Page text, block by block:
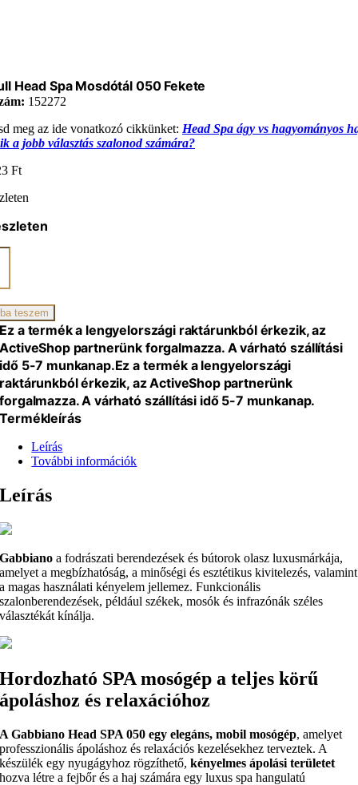
Head Spa Mosdótál 050 Fekete
152272
meg az ide vonatkozó cikkünket: Head Spa ágy vs hagyományos
a jobb választás szalonod számára?
Ft
teszem
Ez a termék a lengyelországi raktárunkból érkezik, az
ActiveShop partnerünk forgalmazza. A várható szállítási
idő 5-7 munkanap.Ez a termék a lengyelországi
raktárunkból érkezik, az ActiveShop partnerünk
forgalmazza. A várható szállítási idő 5-7 munkanap.
Termékleírás
Leírás
További információk
Leírás
Gabbianoa fodrászati berendezések és bútorok olasz luxusmárkája,
amelyet a megbízhatóság, a minőségi és esztétikus kivitelezés, valamint
a magas használati kényelem jellemez. Funkcionális
szalonberendezések, például székek, mosók és infrazónák széles
választékát kínálja.
Hordozható SPA mosógép a teljes körű
ápoláshoz és relaxációhoz
A Gabbiano Head SPA 050 egy elegáns, mobil mosógép, amelyet
professzionális ápoláshoz és relaxációs kezelésekhez terveztek. A
készülék egy nyugágyhoz rögzíthető,kényelmes ápolási területet
hozva létre a fejbőr és a haj számára egy luxus spa hangulatú